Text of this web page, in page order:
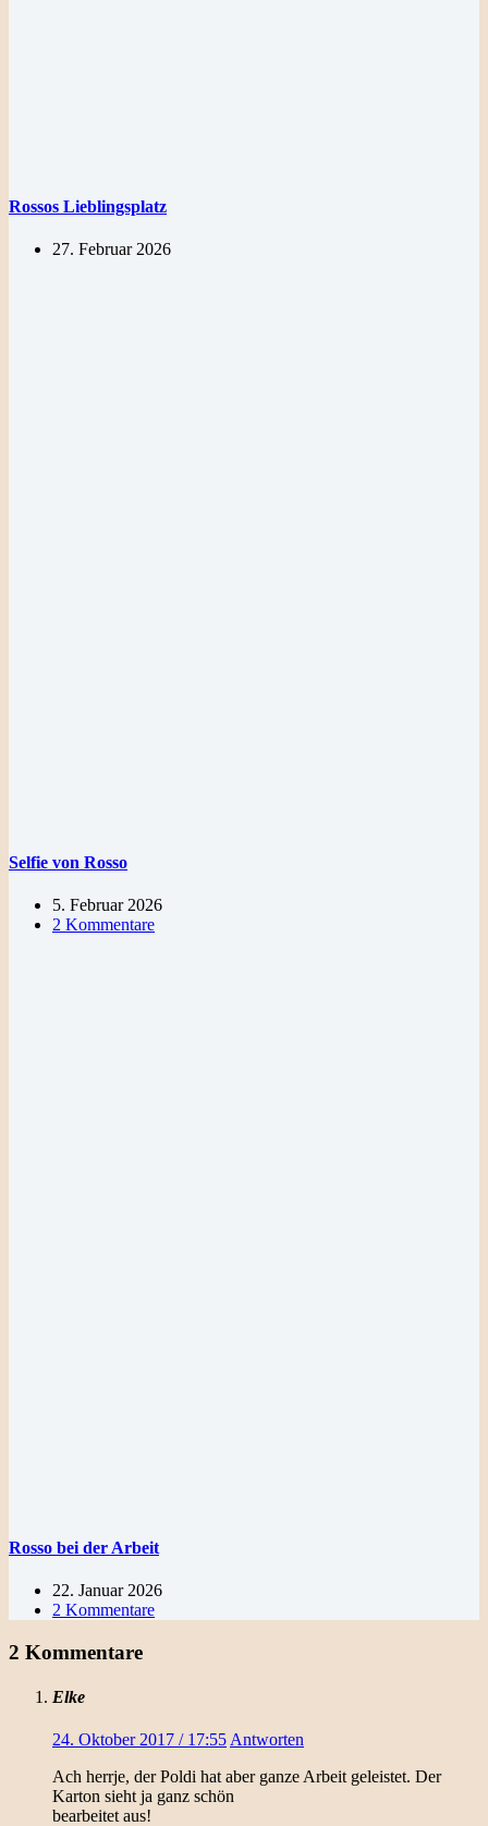
Rossos Lieblingsplatz
27. Februar 2026
Selfie von Rosso
5. Februar 2026
2 Kommentare
Rosso bei der Arbeit
22. Januar 2026
2 Kommentare
2 Kommentare
Elke
24. Oktober 2017 / 17:55 Antworten
Ach herrje, der Poldi hat aber ganze Arbeit geleistet. Der
Karton sieht ja ganz schön
bearbeitet aus!